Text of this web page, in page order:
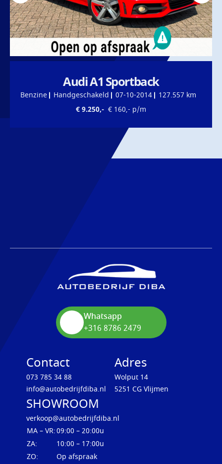
Audi A1 Sportback
Benzine Handgeschakeld 07-10-2014 127.557 km
€ 9.250,- € 160,- p/m
Whatsapp
+316 8786 2479
Contact
073 785 34 88
info@autobedrijfdiba.nl
Adres
Wolput 14
5251 CG Vlijmen
SHOWROOM
verkoop@autobedrijfdiba.nl
MA – VR:09:00 – 20:00u
ZA:
10:00 – 17:00u
ZO:
Op afspraak